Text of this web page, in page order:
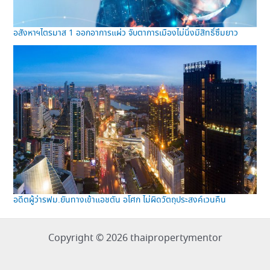
อสังหาฯไตรมาส 1 ออกอาการแผ่ว จับตาการเมืองไม่นิ่งมีสิทธิ์ซึมยาว
อดีตผู้ว่ารฟม.ยันทางเข้าแอชตัน อโศก ไม่ผิดวัตถุประสงค์เวนคืน
Copyright © 2026 thaipropertymentor